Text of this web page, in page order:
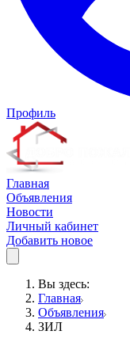
Профиль
Главная
Объявления
Новости
Личный кабинет
Добавить новое
Вы здесь:
Главная
Объявления
ЗИЛ